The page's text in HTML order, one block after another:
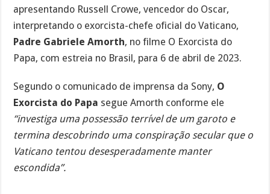
apresentando Russell Crowe, vencedor do Oscar,
interpretando o exorcista-chefe oficial do Vaticano,
Padre Gabriele Amorth, no filme O Exorcista do
Papa, com estreia no Brasil, para 6 de abril de 2023.
Segundo o comunicado de imprensa da Sony, O
Exorcista do Papa segue Amorth conforme ele
“investiga uma possessão terrível de um garoto e
termina descobrindo uma conspiração secular que o
Vaticano tentou desesperadamente manter
escondida”.